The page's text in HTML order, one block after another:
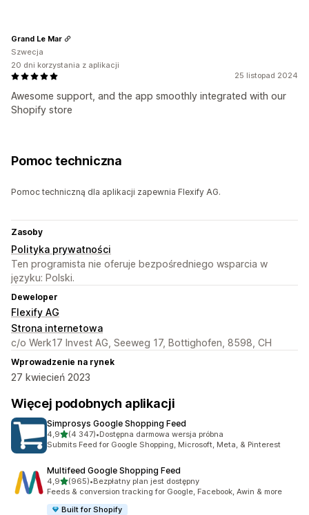
25 listopad 2024
Awesome support, and the app smoothly integrated with our
Shopify store
Grand Le Mar
Szwecja
20 dni korzystania z aplikacji
Pomoc techniczna
Pomoc techniczną dla aplikacji zapewnia Flexify AG.
Zasoby
Polityka prywatności
Ten programista nie oferuje bezpośredniego wsparcia w
języku: Polski.
Deweloper
Flexify AG
Strona internetowa
c/o Werk17 Invest AG, Seeweg 17, Bottighofen, 8598, CH
Wprowadzenie na rynek
27 kwiecień 2023
Więcej podobnych aplikacji
Simprosys Google Shopping Feed
4,9na 5 gwiazdek
(4 347)
Łączna liczba recenzji: 4347
•Dostępna darmowa wersja próbna
Submits Feed for Google Shopping, Microsoft, Meta, & Pinterest
Multifeed Google Shopping Feed
4,9na 5 gwiazdek
(965)
Łączna liczba recenzji: 965
•Bezpłatny plan jest dostępny
Feeds & conversion tracking for Google, Facebook, Awin & more
Built for Shopify